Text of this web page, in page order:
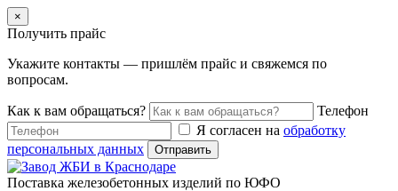
×
Получить прайс
Укажите контакты — пришлём прайс и свяжемся по
вопросам.
Как к вам обращаться?
Телефон
Я согласен на обработку
персональных данных
Отправить
Поставка железобетонных изделий по ЮФО